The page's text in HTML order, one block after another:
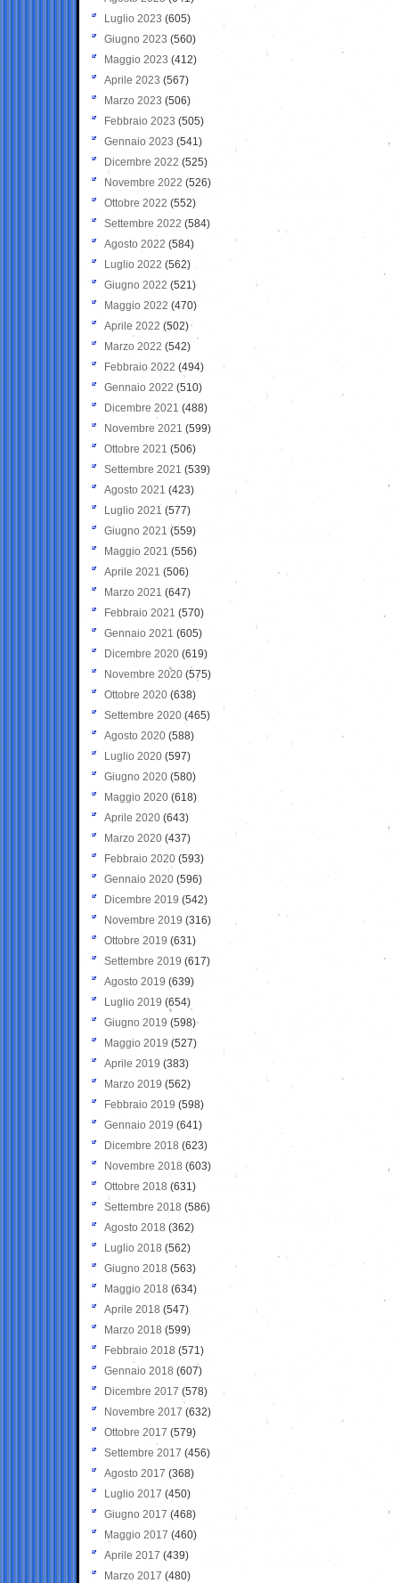
Luglio 2023 (605)
Giugno 2023 (560)
Maggio 2023 (412)
Aprile 2023 (567)
Marzo 2023 (506)
Febbraio 2023 (505)
Gennaio 2023 (541)
Dicembre 2022 (525)
Novembre 2022 (526)
Ottobre 2022 (552)
Settembre 2022 (584)
Agosto 2022 (584)
Luglio 2022 (562)
Giugno 2022 (521)
Maggio 2022 (470)
Aprile 2022 (502)
Marzo 2022 (542)
Febbraio 2022 (494)
Gennaio 2022 (510)
Dicembre 2021 (488)
Novembre 2021 (599)
Ottobre 2021 (506)
Settembre 2021 (539)
Agosto 2021 (423)
Luglio 2021 (577)
Giugno 2021(559)
Maggio 2021 (556)
Aprile 2021 (506)
Marzo 2021 (647)
Febbraio 2021 (570)
Gennaio 2021 (605)
Dicembre 2020 (619)
Novembre 2020 (575)
Ottobre 2020 (638)
Settembre 2020(465)
Agosto 2020 (588)
Luglio 2020 (597)
Giugno 2020 (580)
Maggio 2020 (618)
Aprile 2020 (643)
Marzo 2020 (437)
Febbraio 2020 (593)
Gennaio 2020 (596)
Dicembre 2019 (542)
Novembre 2019 (316)
Ottobre 2019 (631)
Settembre 2019 (617)
Agosto 2019 (639)
Luglio 2019 (654)
Giugno 2019 (598)
Maggio 2019 (527)
Aprile 2019 (383)
Marzo 2019 (562)
Febbraio 2019 (598)
Gennaio 2019 (641)
Dicembre 2018 (623)
Novembre 2018 (603)
Ottobre 2018 (631)
Settembre 2018 (586)
Agosto 2018 (362)
Luglio 2018 (562)
Giugno 2018 (563)
Maggio 2018 (634)
Aprile 2018 (547)
Marzo 2018 (599)
Febbraio 2018 (571)
Gennaio 2018 (607)
Dicembre 2017 (578)
Novembre 2017 (632)
Ottobre 2017 (579)
Settembre 2017 (456)
Agosto 2017 (368)
Luglio 2017 (450)
Giugno 2017 (468)
Maggio 2017 (460)
Aprile 2017 (439)
Marzo 2017 (480)